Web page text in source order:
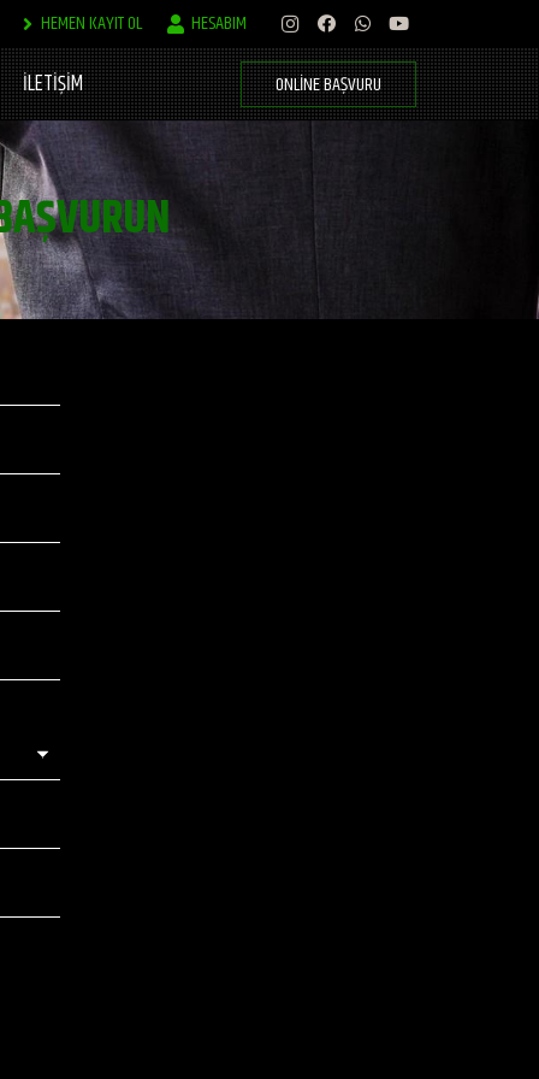
HEMEN KAYIT OL HESABIM
İLETİŞİM ONLINE BAŞVURU